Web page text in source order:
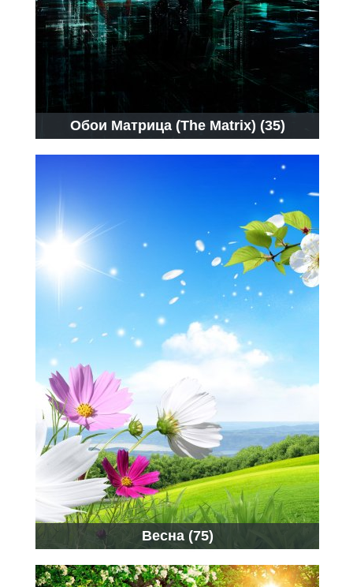
Обои Матрица (The Matrix) (35)
Весна (75)